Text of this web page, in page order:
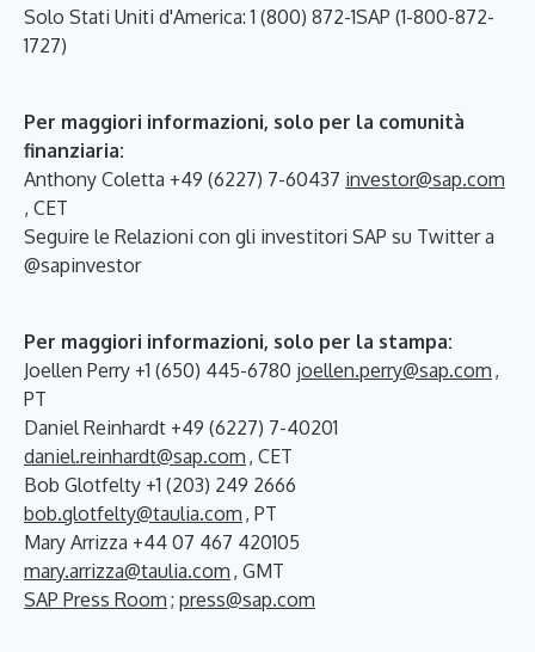
Solo Stati Uniti d'America: 1 (800) 872-1SAP (1-800-872-
1727)
Per maggiori informazioni, solo per la comunità
finanziaria:
Anthony Coletta +49 (6227) 7-60437 investor@sap.com
, CET
Seguire le Relazioni con gli investitori SAP su Twitter a
@sapinvestor
Per maggiori informazioni, solo per la stampa:
Joellen Perry +1 (650) 445-6780 joellen.perry@sap.com ,
PT
Daniel Reinhardt +49 (6227) 7-40201
daniel.reinhardt@sap.com , CET
Bob Glotfelty +1 (203) 249 2666
bob.glotfelty@taulia.com , PT
Mary Arrizza +44 07 467 420105
mary.arrizza@taulia.com , GMT
SAP Press Room ; press@sap.com